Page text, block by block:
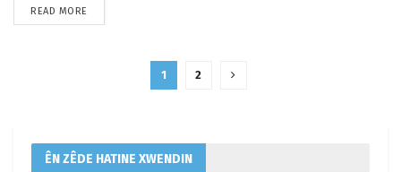
READ MORE
1 2
ÊN ZÊDE HATINE XWENDIN